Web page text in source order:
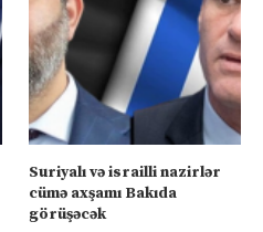
Suriyalı və israilli nazirlər
cümə axşamı Bakıda
görüşəcək